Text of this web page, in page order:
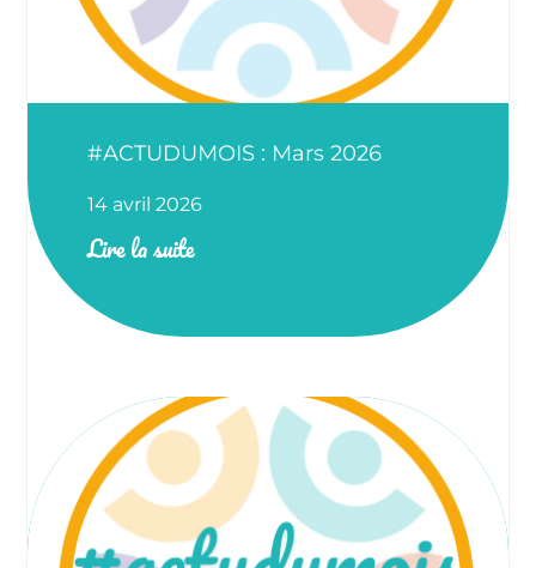
#ACTUDUMOIS : Mars 2026
14 avril 2026
Lire la suite